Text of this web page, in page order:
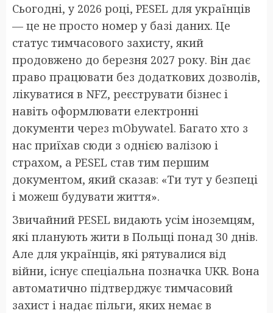
Сьогодні, у 2026 році, PESEL для українців
— це не просто номер у базі даних. Це
статус тимчасового захисту, який
продовжено до березня 2027 року. Він дає
право працювати без додаткових дозволів,
лікуватися в NFZ, реєструвати бізнес і
навіть оформлювати електронні
документи через mObywatel. Багато хто з
нас приїхав сюди з однією валізою і
страхом, а PESEL став тим першим
документом, який сказав: «Ти тут у безпеці
і можеш будувати життя».
Звичайний PESEL видають усім іноземцям,
які планують жити в Польщі понад 30 днів.
Але для українців, які рятувалися від
війни, існує спеціальна позначка UKR. Вона
автоматично підтверджує тимчасовий
захист і надає пільги, яких немає в